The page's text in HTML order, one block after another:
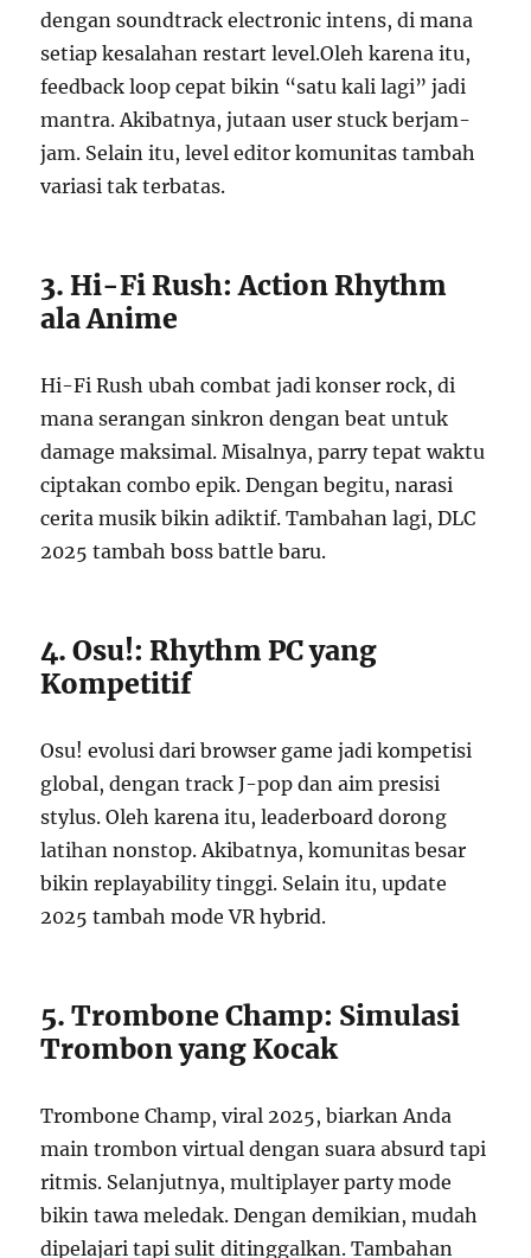
dengan soundtrack electronic intens, di mana
setiap kesalahan restart level.Oleh karena itu,
feedback loop cepat bikin “satu kali lagi” jadi
mantra. Akibatnya, jutaan user stuck berjam-
jam. Selain itu, level editor komunitas tambah
variasi tak terbatas.
3. Hi-Fi Rush: Action Rhythm
ala Anime
Hi-Fi Rush ubah combat jadi konser rock, di
mana serangan sinkron dengan beat untuk
damage maksimal. Misalnya, parry tepat waktu
ciptakan combo epik. Dengan begitu, narasi
cerita musik bikin adiktif. Tambahan lagi, DLC
2025 tambah boss battle baru.
4. Osu!: Rhythm PC yang
Kompetitif
Osu! evolusi dari browser game jadi kompetisi
global, dengan track J-pop dan aim presisi
stylus. Oleh karena itu, leaderboard dorong
latihan nonstop. Akibatnya, komunitas besar
bikin replayability tinggi. Selain itu, update
2025 tambah mode VR hybrid.
5. Trombone Champ: Simulasi
Trombon yang Kocak
Trombone Champ, viral 2025, biarkan Anda
main trombon virtual dengan suara absurd tapi
ritmis. Selanjutnya, multiplayer party mode
bikin tawa meledak. Dengan demikian, mudah
dipelajari tapi sulit ditinggalkan. Tambahan